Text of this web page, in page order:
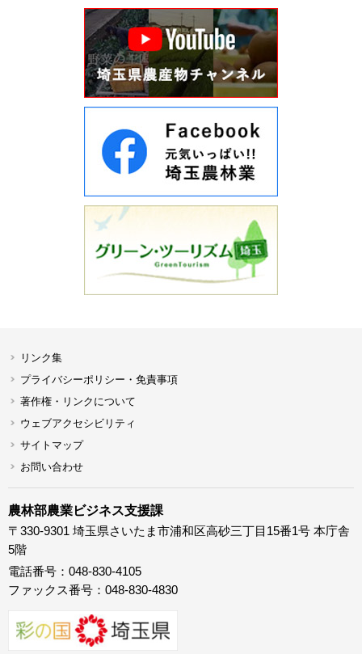
リンク集
プライバシーポリシー・免責事項
著作権・リンクについて
ウェブアクセシビリティ
サイトマップ
お問い合わせ
農林部農業ビジネス支援課
〒330-9301 埼玉県さいたま市浦和区高砂三丁目15番1号 本庁舎
5階
電話番号：048-830-4105
ファックス番号：048-830-4830